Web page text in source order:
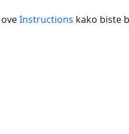
Instructions kako biste